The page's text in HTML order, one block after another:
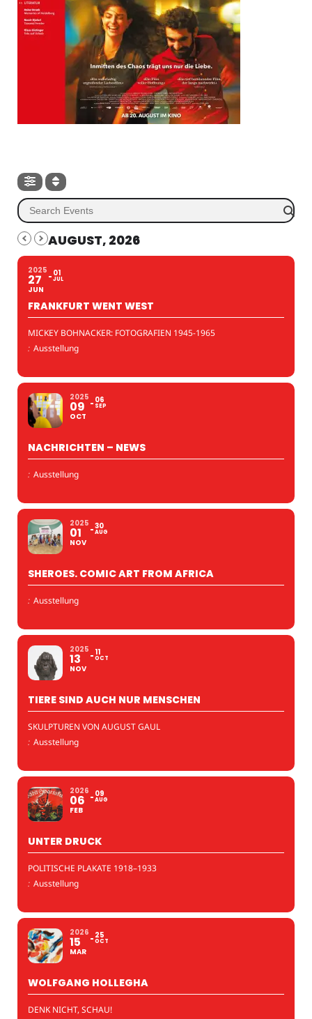
AUGUST, 2026
2025
27
JUN
01
JUL
FRANKFURT WENT WEST
MICKEY BOHNACKER: FOTOGRAFIEN 1945-1965
: Ausstellung
2025
09
OCT
06
SEP
NACHRICHTEN – NEWS
: Ausstellung
2025
01
NOV
30
AUG
SHEROES. COMIC ART FROM AFRICA
: Ausstellung
2025
13
NOV
11
OCT
TIERE SIND AUCH NUR MENSCHEN
SKULPTUREN VON AUGUST GAUL
: Ausstellung
2026
06
FEB
09
AUG
UNTER DRUCK
POLITISCHE PLAKATE 1918–1933
: Ausstellung
2026
15
MAR
25
OCT
WOLFGANG HOLLEGHA
DENK NICHT, SCHAU!